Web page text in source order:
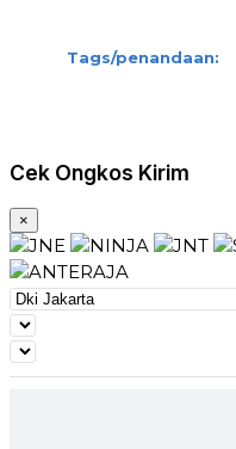
Tags/penandaan:
Cek Ongkos Kirim
×